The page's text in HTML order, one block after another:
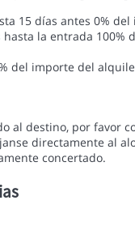
15 días antes 0%
hasta la entrada 100%
del importe del
al destino, por favor
directamente al
concertado.